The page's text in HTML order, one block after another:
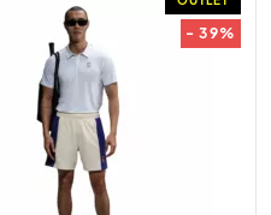
- 39%